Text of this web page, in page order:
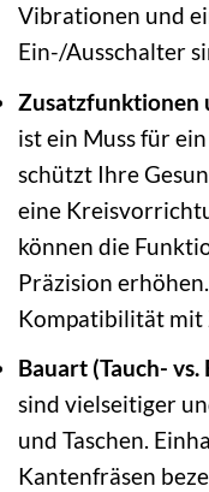
Vibrationen und
Ein-/Ausschalter
Zusatzfunktionen
ist ein Muss für
schützt Ihre
eine
können die
Präzision
Kompatibilität mit
Bauart (Tauch-
sind vielseitiger
und Taschen.
Kantenfräsen